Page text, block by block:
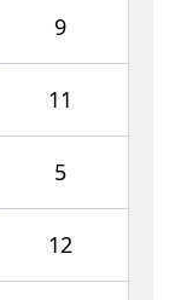
9
11
5
12